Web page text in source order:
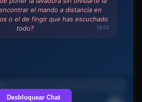
el mando a distancia en
o el de fingir que has escuchado
todo?
16:02
Desbloquear Chat